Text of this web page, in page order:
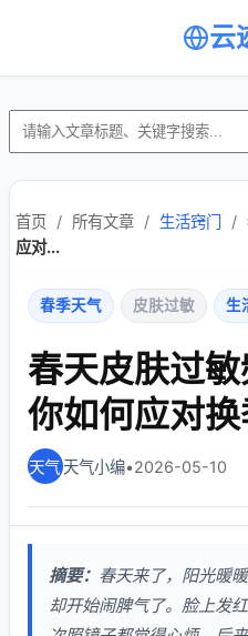
云
首页 / 所有文章 / 生活窍门 /
应对...
春季天气 皮肤过敏 生
春天皮肤过
你如何应对
天气小编•2026-05-10
摘要： 春天来了，阳光暖
却开始闹脾气了。脸上发